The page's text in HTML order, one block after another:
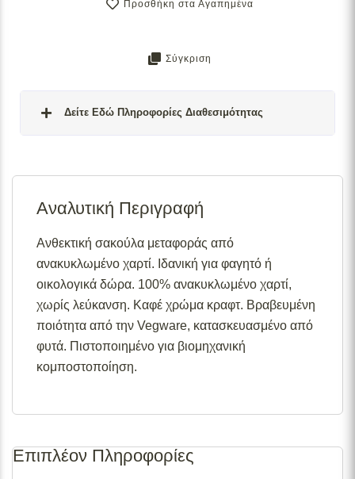
Προσθήκη στα Αγαπημένα
Σύγκριση
Δείτε Εδώ Πληροφορίες Διαθεσιμότητας
Διαθέσιμο κατόπιν παραγγελίας:
ημερομηνία εξόφλησης της παραγγελίας σας.
Σε απόθεμα (επιπλέον μπορεί να ζητηθεί κατόπιν
παραγγελίας):Μερική ποσότητα είναι άμεσα διαθέσιμη
για αποστολή και το υπόλοιπο σε 2 – 4 εβδομάδες από
την ημερομηνία εξόφλησης της παραγγελίας σας.
Για περισσότερες λεπτομέρειες σχετικά με τις
διαθεσιμότητες προϊόντων, παρακαλούμε επικοινωνήστε
μαζί μας στοinfo@skgecoshop.com
Αναλυτική Περιγραφή
Ανθεκτική σακούλα μεταφοράς από
ανακυκλωμένο χαρτί. Ιδανική για φαγητό ή
οικολογικά δώρα. 100% ανακυκλωμένο χαρτί,
χωρίς λεύκανση. Καφέ χρώμα κραφτ. Βραβευμένη
ποιότητα από την Vegware, κατασκευασμένο από
φυτά. Πιστοποιημένο για βιομηχανική
κομποστοποίηση.
Επιπλέον Πληροφορίες